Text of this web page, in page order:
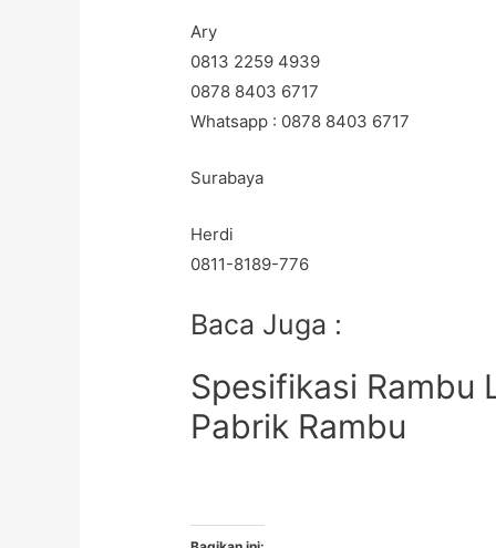
Ary
0813 2259 4939
0878 8403 6717
Whatsapp : 0878 8403 6717
Surabaya
Herdi
0811-8189-776
Baca Juga :
Spesifikasi Rambu
Pabrik Rambu